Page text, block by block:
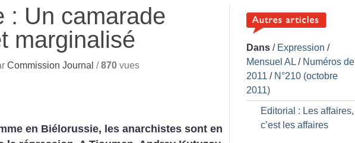
: Un camarade
marginalisé
Commission Journal /870 vues
en Biélorussie, les anarchistes sont en
Dans / Expression /
Mensuel AL / Numéros de
2011 / N°210 (octobre
2011)
Editorial : Les affaires,
c’est les affaires